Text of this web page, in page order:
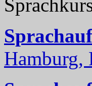
Hamburg,